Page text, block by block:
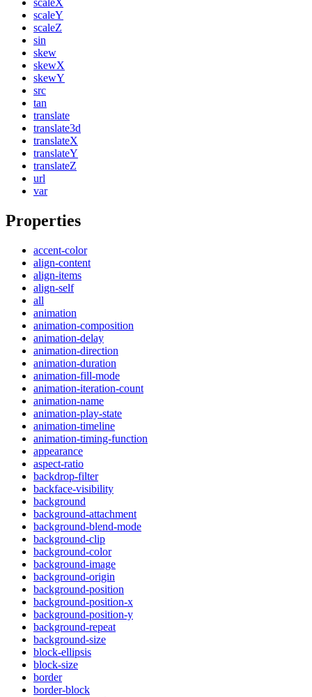
scaleX
scaleY
scaleZ
sin
skew
skewX
skewY
src
tan
translate
translate3d
translateX
translateY
translateZ
url
var
Properties
accent-color
align-content
align-items
align-self
all
animation
animation-composition
animation-delay
animation-direction
animation-duration
animation-fill-mode
animation-iteration-count
animation-name
animation-play-state
animation-timeline
animation-timing-function
appearance
aspect-ratio
backdrop-filter
backface-visibility
background
background-attachment
background-blend-mode
background-clip
background-color
background-image
background-origin
background-position
background-position-x
background-position-y
background-repeat
background-size
block-ellipsis
block-size
border
border-block